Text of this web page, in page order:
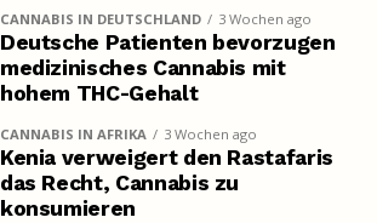
CANNABIS IN DEUTSCHLAND 3 Wochen ago
Deutsche Patienten bevorzugen
medizinisches Cannabis mit
hohem THC-Gehalt
CANNABIS IN AFRIKA 3 Wochen ago
Kenia verweigert den Rastafaris
das Recht, Cannabis zu
konsumieren